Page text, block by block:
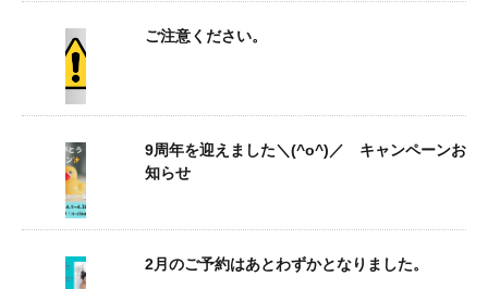
ご注意ください。
9周年を迎えました＼(^o^)／ キャンペーンお
知らせ
2月のご予約はあとわずかとなりました。